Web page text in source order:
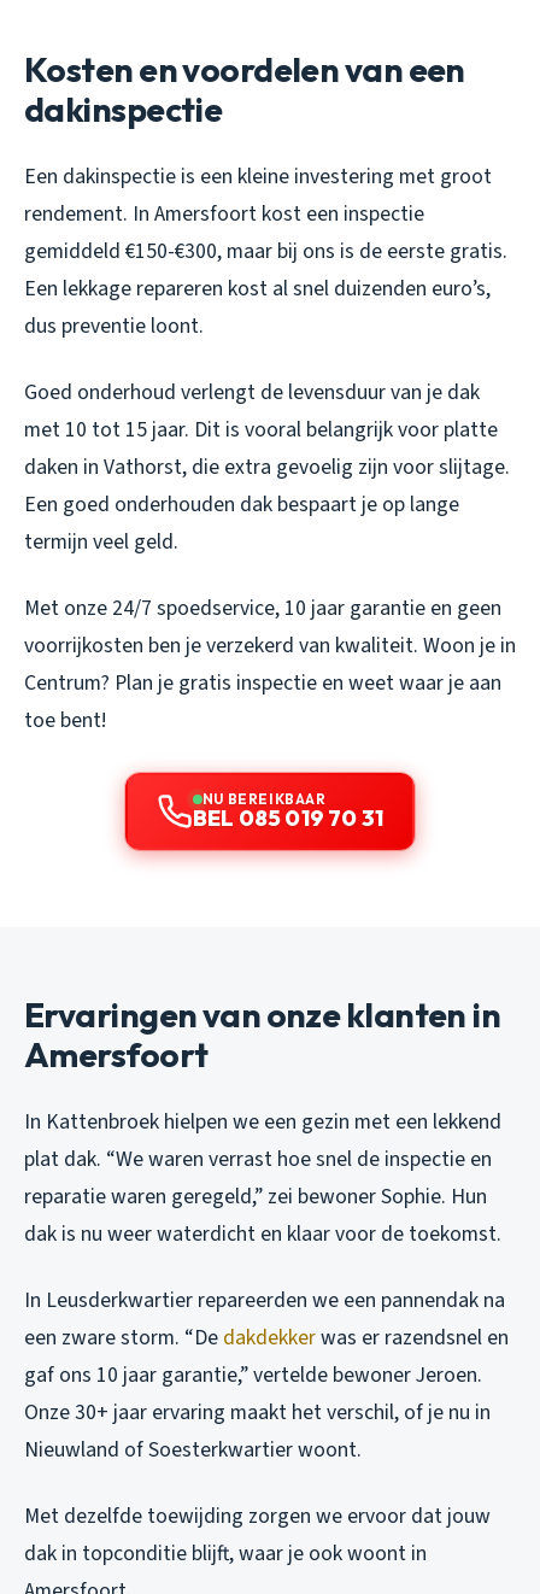
Kosten en voordelen van een
dakinspectie
Een dakinspectie is een kleine investering met groot
rendement. In Amersfoort kost een inspectie
gemiddeld €150-€300, maar bij ons is de eerste gratis.
Een lekkage repareren kost al snel duizenden euro’s,
dus preventie loont.
Goed onderhoud verlengt de levensduur van je dak
met 10 tot 15 jaar. Dit is vooral belangrijk voor platte
daken in Vathorst, die extra gevoelig zijn voor slijtage.
Een goed onderhouden dak bespaart je op lange
termijn veel geld.
Met onze 24/7 spoedservice, 10 jaar garantie en geen
voorrijkosten ben je verzekerd van kwaliteit. Woon je in
Centrum? Plan je gratis inspectie en weet waar je aan
toe bent!
NU BEREIKBAAR
BEL 085 019 70 31
Ervaringen van onze klanten in
Amersfoort
In Kattenbroek hielpen we een gezin met een lekkend
plat dak. “We waren verrast hoe snel de inspectie en
reparatie waren geregeld,” zei bewoner Sophie. Hun
dak is nu weer waterdicht en klaar voor de toekomst.
In Leusderkwartier repareerden we een pannendak na
een zware storm. “De dakdekkerwas er razendsnel en
gaf ons 10 jaar garantie,” vertelde bewoner Jeroen.
Onze 30+ jaar ervaring maakt het verschil, of je nu in
Nieuwland of Soesterkwartier woont.
Met dezelfde toewijding zorgen we ervoor dat jouw
dak in topconditie blijft, waar je ook woont in